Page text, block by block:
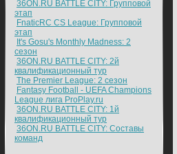
36ON.RU BATTLE CITY: Групповой
этап
FnaticRC CS League: Групповой
этап
It's Gosu's Monthly Madness: 2
сезон
36ON.RU BATTLE CITY: 2й
квалификационный тур
The Premier League: 2 cезон
Fantasy Football - UEFA Champions
League лига ProPlay.ru
36ON.RU BATTLE CITY: 1й
квалификационный тур
36ON.RU BATTLE CITY: Составы
команд